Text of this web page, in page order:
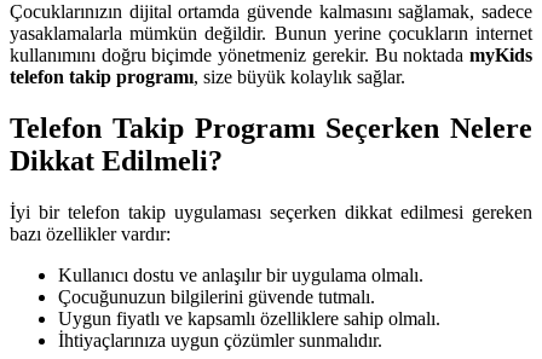
Çocuklarınızın dijital ortamda güvende kalmasını sağlamak, sadece
yasaklamalarla mümkün değildir. Bunun yerine çocukların internet
kullanımını doğru biçimde yönetmeniz gerekir. Bu noktada myKids
telefon takip programı, size büyük kolaylık sağlar.
Telefon Takip Programı Seçerken Nelere
Dikkat Edilmeli?
İyi bir telefon takip uygulaması seçerken dikkat edilmesi gereken
bazı özellikler vardır:
Kullanıcı dostu ve anlaşılır bir uygulama olmalı.
Çocuğunuzun bilgilerini güvende tutmalı.
Uygun fiyatlı ve kapsamlı özelliklere sahip olmalı.
İhtiyaçlarınıza uygun çözümler sunmalıdır.